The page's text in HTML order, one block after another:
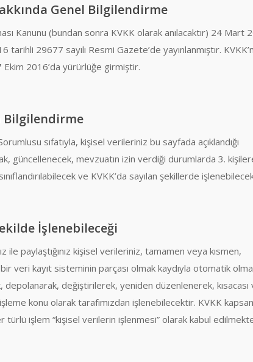
Genel Bilgilendirme
Kanunu (bundan sonra KVKK olarak anılacaktır) 24 Mart
29677 sayılı Resmi Gazete’de yayınlanmıştır.
Ekim 2016’da yürürlüğe girmiştir.
Bilgilendirme
sıfatıyla, kişisel verileriniz bu sayfada açıklandığı
güncellenecek, mevzuatın izin verdiği durumlarda 3.
ve KVKK’da sayılan şekillerde
İşlenebileceği
ile paylaştığınız kişisel verileriniz, tamamen veya kısmen,
veri kayıt sisteminin parçası olmak kaydıyla otomatik
değiştirilerek, yeniden düzenlenerek, kısacası
konu olarak tarafımızdan işlenebilecektir. KVKK
işlem “kişisel verilerin işlenmesi” olarak kabul